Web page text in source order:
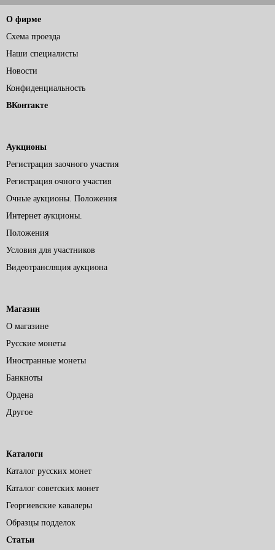
О фирме
Схема проезда
Наши специалисты
Новости
Конфиденциальность
ВКонтакте
Аукционы
Регистрация заочного участия
Регистрация очного участия
Очные аукционы. Положения
Интернет аукционы.
Положения
Условия для участников
Видеотрансляция аукциона
Магазин
О магазине
Русские монеты
Иностранные монеты
Банкноты
Ордена
Другое
Каталоги
Каталог русских монет
Каталог советских монет
Георгиевские кавалеры
Образцы подделок
Статьи